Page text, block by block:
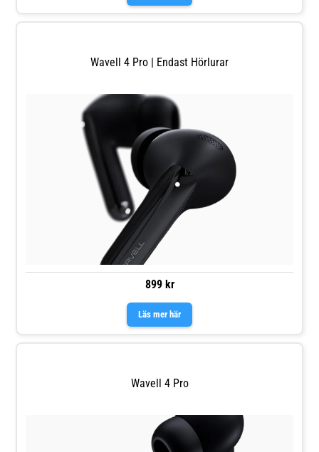
Wavell 4 Pro | Endast Hörlurar
899 kr
Läs mer här
Wavell 4 Pro